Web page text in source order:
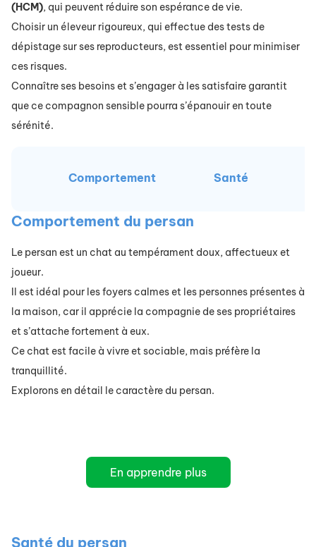
(HCM), qui peuvent réduire son espérance de vie.
Choisir un éleveur rigoureux, qui effectue des tests de
dépistage sur ses reproducteurs, est essentiel pour minimiser
ces risques.
Connaître ses besoins et s’engager à les satisfaire garantit
que ce compagnon sensible pourra s’épanouir en toute
sérénité.
Comportement Santé
Comportement du persan
Le persan est un chat au tempérament doux, affectueux et
joueur.
Il est idéal pour les foyers calmes et les personnes présentes à
la maison, car il apprécie la compagnie de ses propriétaires
et s’attache fortement à eux.
Ce chat est facile à vivre et sociable, mais préfère la
tranquillité.
Explorons en détail le caractère du persan.
En apprendre plus
Santé du persan